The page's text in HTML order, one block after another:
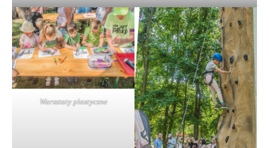
Warsztaty plastyczne